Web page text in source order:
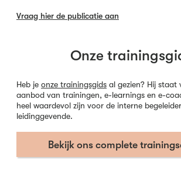
Vraag hier de publicatie aan
Onze
Heb je onze trainingsgids al gezien? Hij staat
aanbod van trainingen, e-learnings en e-
heel waardevol zijn voor de interne
leidinggevende.
Bekijk ons complete